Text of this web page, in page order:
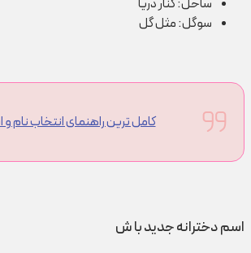
ساحل: کنار دریا
سوگل: مثل گل
کامل ترین راهنمای انتخاب نام و
اسم دخترانه جدید با ش